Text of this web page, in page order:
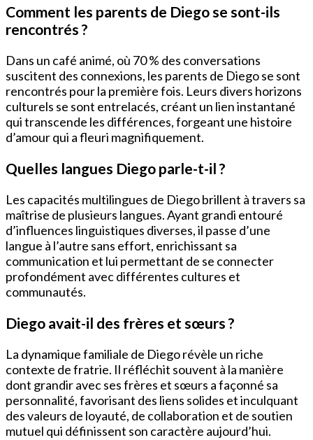
Comment les parents de Diego se sont-ils
rencontrés ?
Dans un café animé, où 70 % des conversations
suscitent des connexions, les parents de Diego se sont
rencontrés pour la première fois. Leurs divers horizons
culturels se sont entrelacés, créant un lien instantané
qui transcende les différences, forgeant une histoire
d’amour qui a fleuri magnifiquement.
Quelles langues Diego parle-t-il ?
Les capacités multilingues de Diego brillent à travers sa
maîtrise de plusieurs langues. Ayant grandi entouré
d’influences linguistiques diverses, il passe d’une
langue à l’autre sans effort, enrichissant sa
communication et lui permettant de se connecter
profondément avec différentes cultures et
communautés.
Diego avait-il des frères et sœurs ?
La dynamique familiale de Diego révèle un riche
contexte de fratrie. Il réfléchit souvent à la manière
dont grandir avec ses frères et sœurs a façonné sa
personnalité, favorisant des liens solides et inculquant
des valeurs de loyauté, de collaboration et de soutien
mutuel qui définissent son caractère aujourd’hui.